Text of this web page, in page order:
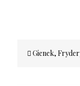
wpisu
Gienek,